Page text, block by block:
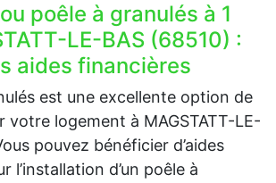
poêle à granulés à 1
LE-BAS (68510) :
aides financières
est une excellente option de
votre logement à MAGSTATT-LE-
pouvez bénéficier d’aides
l’installation d’un poêle à